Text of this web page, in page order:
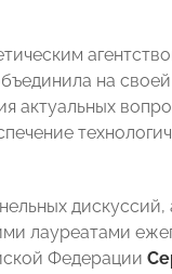
на
актуальных
лауреатами
Федерации